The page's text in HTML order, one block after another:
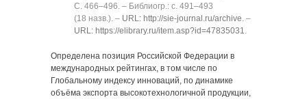
C. 466‒496. ‒ Библиогр.: с. 491‒493
(18 назв.). ‒ URL: http://sie-journal.ru/archive. ‒
URL: https://elibrary.ru/item.asp?id=47835031.
Определена позиция Российской Федерации в
международных рейтингах, в том числе по
Глобальному индексу инноваций, по динамике
объёма экспорта высокотехнологичной продукции,